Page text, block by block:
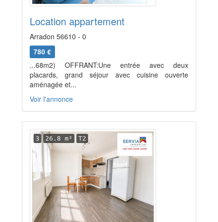
Location appartement
Arradon 56610 - 0
780 €
...68m2) OFFRANT:Une entrée avec deux
placards, grand séjour avec cuisine ouverte
aménagée et...
Voir l'annonce
3 26.8 m² T2